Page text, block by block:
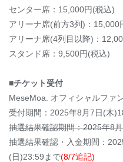
センター席：15,000円(税込)
アリーナ席(前方3列)：15,000
アリーナ席(4列目以降)：
スタンド席：9,500円(税込)
■チケット受付
MeseMoa. オフィシャルファ
受付期間：2025年8月7日(木
抽選結果確認期間：2025年8
抽選結果確認・入金期間：
(日)23:59まで(8/7追記)